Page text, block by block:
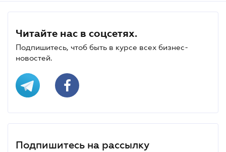
Читайте нас в соцсетях.
Подпишитесь, чтоб быть в курсе всех бизнес-
новостей.
Подпишитесь на рассылку